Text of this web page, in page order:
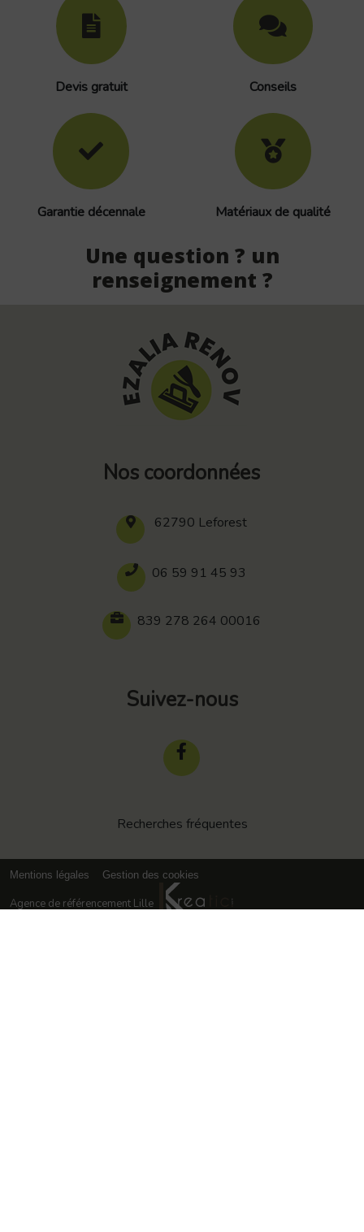
Devis gratuit Conseils
Garantie décennale Matériaux de qualité
Une question ? un
renseignement ?
Nos coordonnées
62790 Leforest
06 59 91 45 93
839 278 264 00016
Suivez-nous
Recherches fréquentes
Mentions légales Gestion des cookies
Agence de référencement Lille